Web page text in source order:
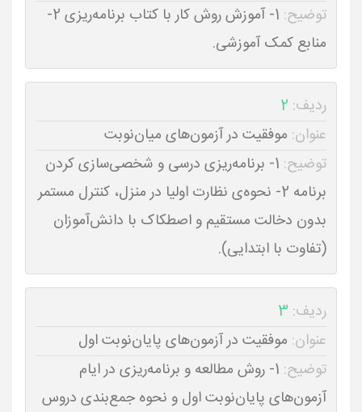
توضیح:
1- آموزش روش کار با کتاب برنامه‌ریزی 2-
منابع کمک آموزشی.
ردیف: 2
عنوان: موفقیت در آزمون‌های میان‌نوبت
توضیح: 1- برنامه‌ریزی درسی و شخصی‌سازی کردن
برنامه 2- نحوه‌ی نظارت اولیا در منزل، کنترل مستمر
بدون دخالت مستقیم و اصطکاک با دانش‌آموزان
(تفاوت با ابتدایی).
ردیف: 3
عنوان: موفقیت در آزمون‌های پایان‌نوبت اول
توضیح: 1- روش مطالعه و برنامه‌ریزی در ایام
آزمون‌های پایان‌نوبت اول و نحوه جمع‌بندی دروس